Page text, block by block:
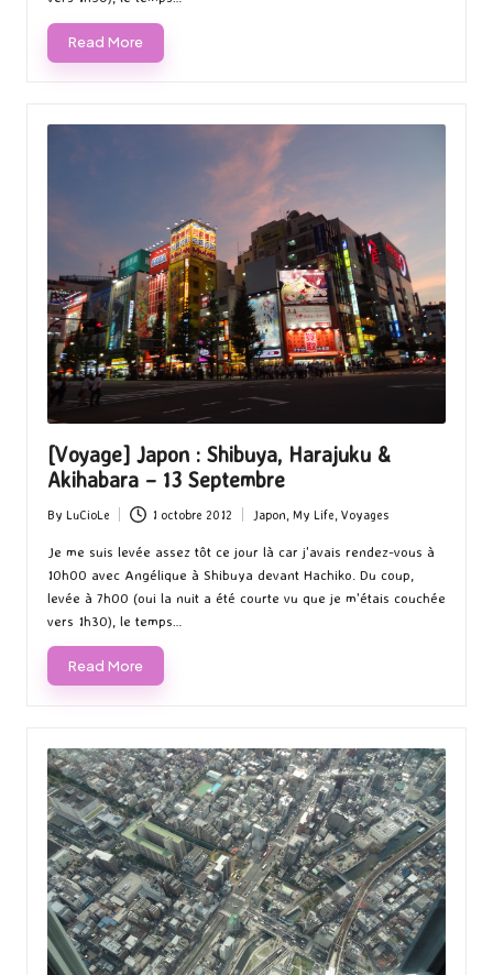
Read More
[Voyage] Japon : Shibuya, Harajuku &
Akihabara – 13 Septembre
Posted
by
By LuCioLe 1 octobre 2012
Posted
Japon My Life Voyages
Je me suis levée assez tôt ce jour là car j'avais rendez-vous à
10h00 avec Angélique à Shibuya devant Hachiko. Du coup,
levée à 7h00 (oui la nuit a été courte vu que je m'étais couchée
vers 1h30), le temps…
Read More